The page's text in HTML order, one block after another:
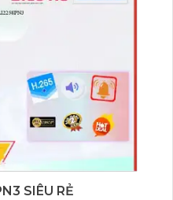
xoay 360 độ. Sử
IP POE, camera này
và được trang bị các
SIÊU RẺ